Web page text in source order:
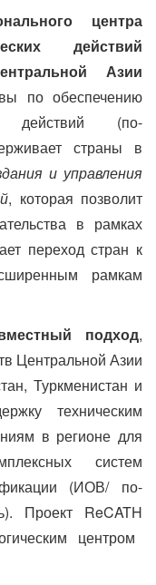
центра
действий
Азии
по обеспечению
действий (по-
страны в
и управления
, которая позволит
в рамках
переход стран к
рамкам
подход,
Центральной Азии
Туркменистан и
техническим
в регионе для
систем
(ИОВ/ по-
Проект ReCATH
центром